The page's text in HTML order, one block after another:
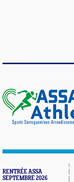
RENTRÉE ASSA
SEPTEMBRE 2026